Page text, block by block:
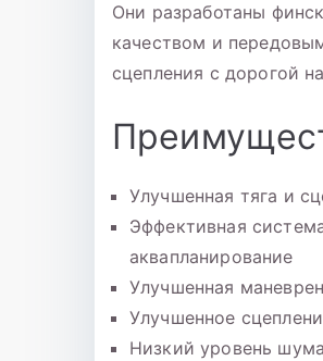
Они разработаны
качеством и
сцепления с дорогой
Улучшенная тяга и
Эффективная
аквапланирование
Улучшенная
Улучшенное
Низкий уровень